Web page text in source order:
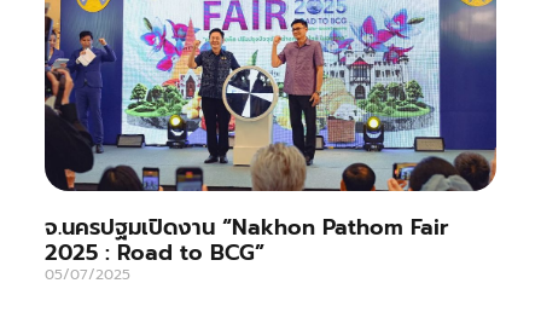
จ.นครปฐมเปิดงาน “Nakhon Pathom Fair
2025 : Road to BCG”
05/07/2025